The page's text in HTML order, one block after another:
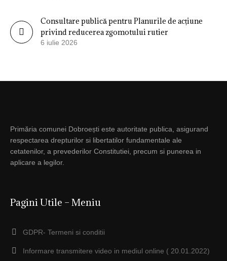
Consultare publică pentru Planurile de acțiune
privind reducerea zgomotului rutier
6 iulie 2026
Primăria comunei Dobroești este autoritate publica, asigurand
respectarea drepturilor si libertatilor fundamentale ale
cetatenilor, a prevederilor Constitutiei, precum si punerea in
aplicare a legilor.
Pagini Utile – Meniu
GDPR- Termeni si conditii
Informare transmitere video in mediul online ( 20.01.2022)